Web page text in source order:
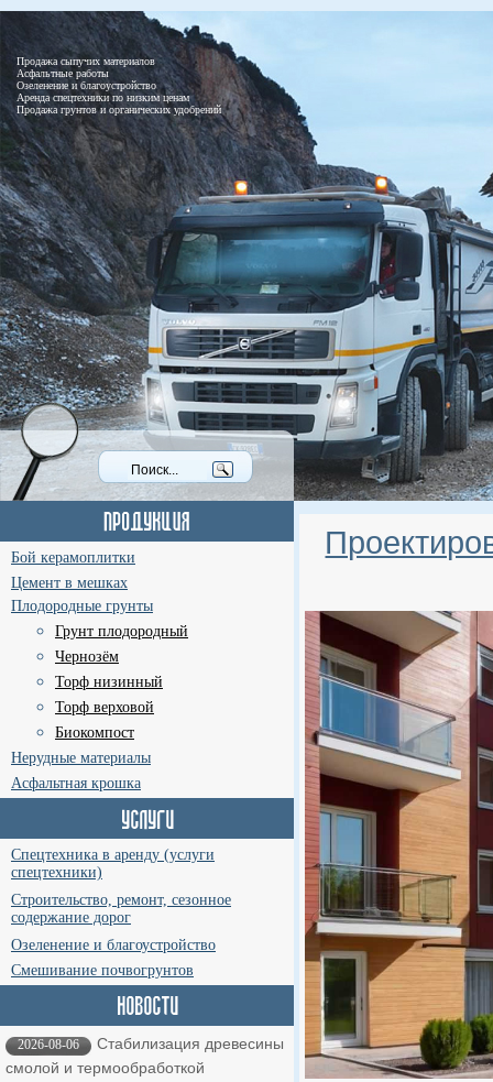
Продажа сыпучих материалов
Асфальтные работы
Озеленение и благоустройство
Аренда спецтехники по низким ценам
Продажа грунтов и органических удобрений
Бой керамоплитки
Цемент в мешках
Плодородные грунты
Грунт плодородный
Чернозём
Торф низинный
Торф верховой
Биокомпост
Нерудные материалы
Асфальтная крошка
Спецтехника в аренду (услуги
спецтехники)
Строительство, ремонт, сезонное
содержание дорог
Озеленение и благоустройство
Смешивание почвогрунтов
2026-08-06
Стабилизация древесины
смолой и термообработкой ​